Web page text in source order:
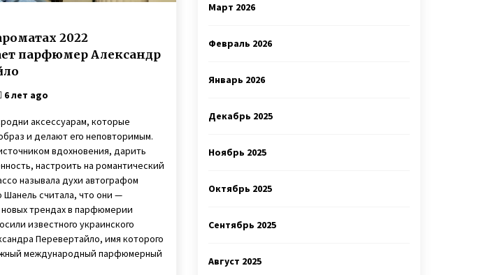
2022
парфюмер Александр
6 лет ago
аксессуарам, которые
и делают его неповторимым.
вдохновения, дарить
настроить на романтический
называла духи автографом
Шанель считала, что они —
трендах в парфюмерии
известного украинского
Перевертайло, имя которого
международный парфюмерный
Март 2026
Февраль 2026
Январь 2026
Декабрь 2025
Ноябрь 2025
Октябрь 2025
Сентябрь 2025
Август 2025